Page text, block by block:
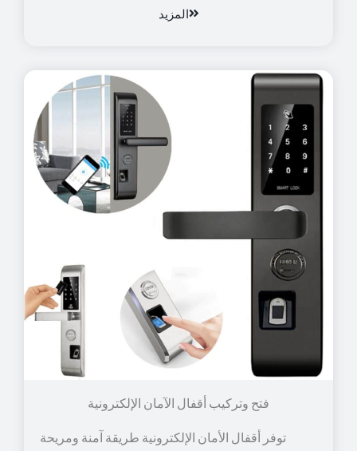
المزيد
توفر أقفال الأمان الإلكترونية طريقة آمنة ومريحة